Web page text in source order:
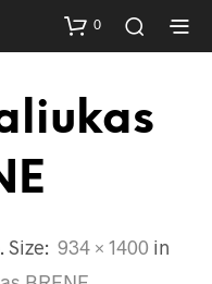
0
. Size: 934 × 1400 in